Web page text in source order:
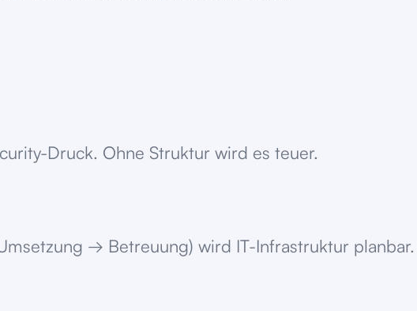
Druck. Ohne Struktur wird es teuer.
→ Betreuung) wird IT-Infrastruktur planbar.